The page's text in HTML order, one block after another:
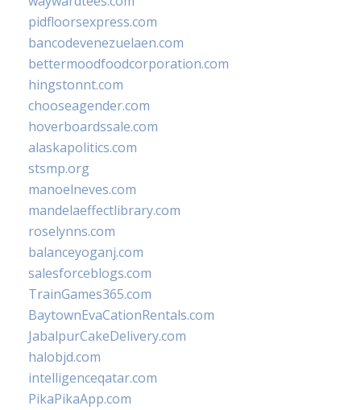
pidfloorsexpress.com
bancodevenezuelaen.com
bettermoodfoodcorporation.com
hingstonnt.com
chooseagender.com
hoverboardssale.com
alaskapolitics.com
stsmp.org
manoelneves.com
mandelaeffectlibrary.com
roselynns.com
balanceyoganj.com
salesforceblogs.com
TrainGames365.com
BaytownEvaCationRentals.com
JabalpurCakeDelivery.com
halobjd.com
intelligenceqatar.com
PikaPikaApp.com